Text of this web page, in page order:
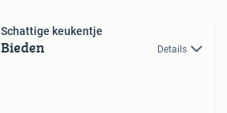
Schattige keukentje
Bieden Details